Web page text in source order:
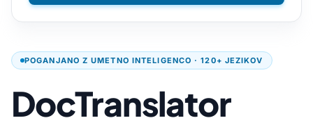
POGANJANO Z UMETNO INTELIGENCO · 120+ JEZIKOV
DocTranslator